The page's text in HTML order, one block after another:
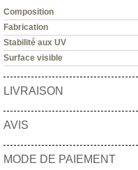
Composition
Fabrication
Stabilité aux UV
Surface visible
LIVRAISON
AVIS
MODE DE PAIEMENT